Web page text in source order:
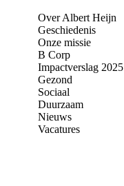
Over Albert Heijn
Geschiedenis
Onze missie
B Corp
Impactverslag 2025
Gezond
Sociaal
Duurzaam
Nieuws
Vacatures